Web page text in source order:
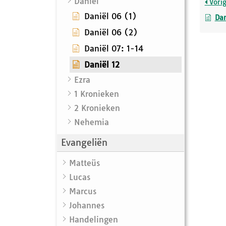
Daniël 06 (1)
Daniël 06 (2)
Daniël 07: 1-14
Daniël 12
Ezra
1 Kronieken
2 Kronieken
Nehemia
Evangeliën
Matteüs
Lucas
Marcus
Johannes
Handelingen